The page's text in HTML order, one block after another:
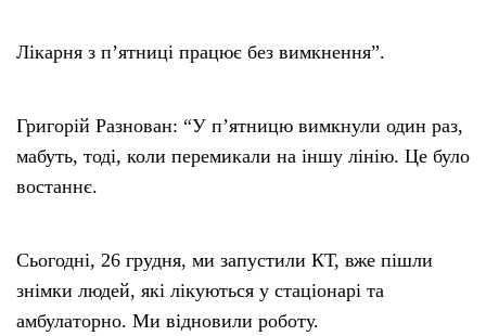
Лікарня з п’ятниці працює без вимкнення”.
Григорій Разнован: “У п’ятницю вимкнули один раз,
мабуть, тоді, коли перемикали на іншу лінію. Це було
востаннє.
Сьогодні, 26 грудня, ми запустили КТ, вже пішли
знімки людей, які лікуються у стаціонарі та
амбулаторно. Ми відновили роботу.